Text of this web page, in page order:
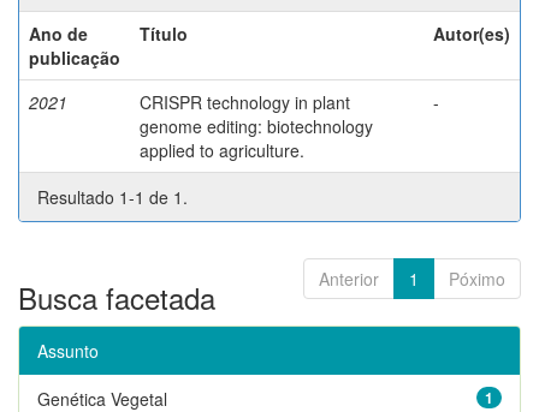
Ano de
publicação
Título Autor(es)
2021
CRISPR technology in plant
genome editing: biotechnology
applied to agriculture.
-
Resultado 1-1 de 1.
Anterior 1 Póximo
Busca facetada
Assunto
1
Genética Vegetal